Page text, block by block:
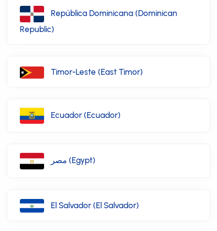
República Dominicana (Dominican
Republic)
Timor-Leste (East Timor)
Ecuador (Ecuador)
مصر (Egypt)
El Salvador (El Salvador)